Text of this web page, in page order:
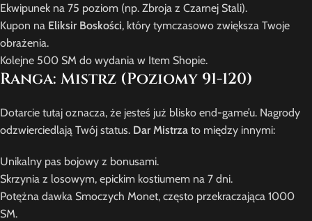
Ekwipunek na 75 poziom (np. Zbroja z Czarnej Stali).
Kupon na Eliksir Boskości, który tymczasowo zwiększa Twoje
obrażenia.
Kolejne 500 SM do wydania w Item Shopie.
Ranga: Mistrz (Poziomy 91-120)
Dotarcie tutaj oznacza, że jesteś już blisko end-game’u. Nagrody
odzwierciedlają Twój status. Dar Mistrza to między innymi:
Unikalny pas bojowy z bonusami.
Skrzynia z losowym, epickim kostiumem na 7 dni.
Potężna dawka Smoczych Monet, często przekraczająca 1000
SM.